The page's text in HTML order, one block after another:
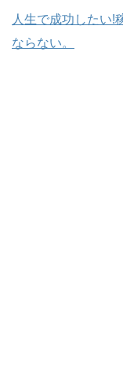
人生で成功したい!
ならない。